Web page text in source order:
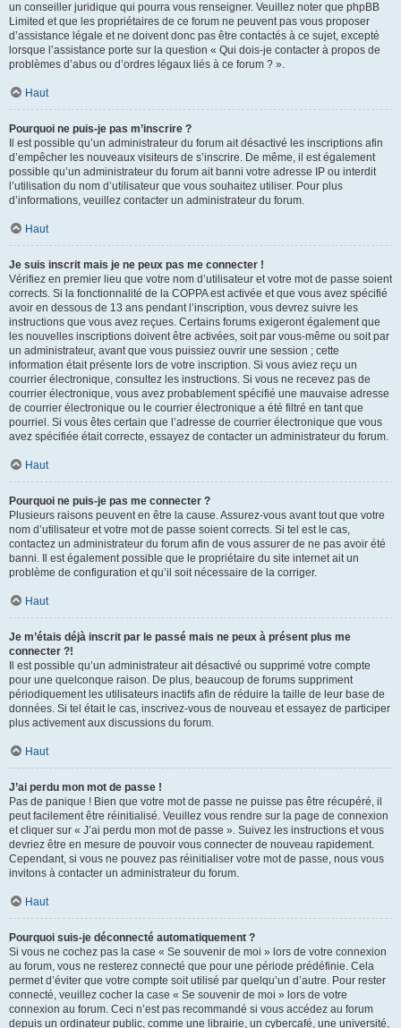
un conseiller juridique qui pourra vous renseigner. Veuillez noter que phpBB
Limited et que les propriétaires de ce forum ne peuvent pas vous proposer
d’assistance légale et ne doivent donc pas être contactés à ce sujet, excepté
lorsque l’assistance porte sur la question « Qui dois-je contacter à propos de
problèmes d’abus ou d’ordres légaux liés à ce forum ? ».
Haut
Pourquoi ne puis-je pas m’inscrire ?
Il est possible qu’un administrateur du forum ait désactivé les inscriptions afin
d’empêcher les nouveaux visiteurs de s’inscrire. De même, il est également
possible qu’un administrateur du forum ait banni votre adresse IP ou interdit
l’utilisation du nom d’utilisateur que vous souhaitez utiliser. Pour plus
d’informations, veuillez contacter un administrateur du forum.
Haut
Je suis inscrit mais je ne peux pas me connecter !
Vérifiez en premier lieu que votre nom d’utilisateur et votre mot de passe soient
corrects. Si la fonctionnalité de la COPPA est activée et que vous avez spécifié
avoir en dessous de 13 ans pendant l’inscription, vous devrez suivre les
instructions que vous avez reçues. Certains forums exigeront également que
les nouvelles inscriptions doivent être activées, soit par vous-même ou soit par
un administrateur, avant que vous puissiez ouvrir une session ; cette
information était présente lors de votre inscription. Si vous aviez reçu un
courrier électronique, consultez les instructions. Si vous ne recevez pas de
courrier électronique, vous avez probablement spécifié une mauvaise adresse
de courrier électronique ou le courrier électronique a été filtré en tant que
pourriel. Si vous êtes certain que l’adresse de courrier électronique que vous
avez spécifiée était correcte, essayez de contacter un administrateur du forum.
Haut
Pourquoi ne puis-je pas me connecter ?
Plusieurs raisons peuvent en être la cause. Assurez-vous avant tout que votre
nom d’utilisateur et votre mot de passe soient corrects. Si tel est le cas,
contactez un administrateur du forum afin de vous assurer de ne pas avoir été
banni. Il est également possible que le propriétaire du site internet ait un
problème de configuration et qu’il soit nécessaire de la corriger.
Haut
Je m’étais déjà inscrit par le passé mais ne peux à présent plus me
connecter ?!
Il est possible qu’un administrateur ait désactivé ou supprimé votre compte
pour une quelconque raison. De plus, beaucoup de forums suppriment
périodiquement les utilisateurs inactifs afin de réduire la taille de leur base de
données. Si tel était le cas, inscrivez-vous de nouveau et essayez de participer
plus activement aux discussions du forum.
Haut
J’ai perdu mon mot de passe !
Pas de panique ! Bien que votre mot de passe ne puisse pas être récupéré, il
peut facilement être réinitialisé. Veuillez vous rendre sur la page de connexion
et cliquer sur « J’ai perdu mon mot de passe ». Suivez les instructions et vous
devriez être en mesure de pouvoir vous connecter de nouveau rapidement.
Cependant, si vous ne pouvez pas réinitialiser votre mot de passe, nous vous
invitons à contacter un administrateur du forum.
Haut
Pourquoi suis-je déconnecté automatiquement ?
Si vous ne cochez pas la case « Se souvenir de moi » lors de votre connexion
au forum, vous ne resterez connecté que pour une période prédéfinie. Cela
permet d’éviter que votre compte soit utilisé par quelqu’un d’autre. Pour rester
connecté, veuillez cocher la case « Se souvenir de moi » lors de votre
connexion au forum. Ceci n’est pas recommandé si vous accédez au forum
depuis un ordinateur public, comme une librairie, un cybercafé, une université,